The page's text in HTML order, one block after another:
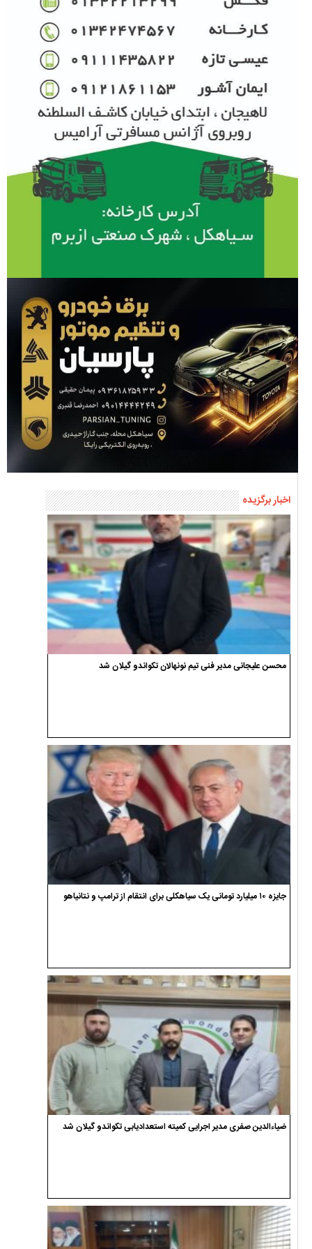
اخبار برگزیده
محسن علیجانی مدیر فنی تیم نونهالان تکواندو گیلان شد
جایزه ۱۰ میلیارد تومانی یک سیاهکلی برای انتقام از ترامپ و نتانیاهو
ضیاءالدین صفری مدیر اجرایی کمیته استعدادیابی تکواندو گیلان شد